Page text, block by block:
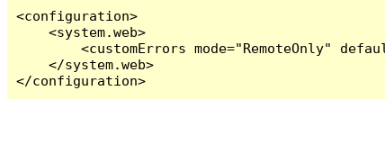
<configuration>
    <system.web>
<customErrors mode="RemoteOnly"
    </system.web>
</configuration>